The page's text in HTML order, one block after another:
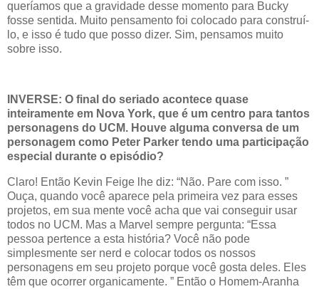
queríamos que a gravidade desse momento para Bucky
fosse sentida. Muito pensamento foi colocado para construí-
lo, e isso é tudo que posso dizer. Sim, pensamos muito
sobre isso.
INVERSE: O final do seriado acontece quase
inteiramente em Nova York, que é um centro para tantos
personagens do UCM. Houve alguma conversa de um
personagem como Peter Parker tendo uma participação
especial durante o episódio?
Claro! Então Kevin Feige lhe diz: “Não. Pare com isso. ”
Ouça, quando você aparece pela primeira vez para esses
projetos, em sua mente você acha que vai conseguir usar
todos no UCM. Mas a Marvel sempre pergunta: “Essa
pessoa pertence a esta história? Você não pode
simplesmente ser nerd e colocar todos os nossos
personagens em seu projeto porque você gosta deles. Eles
têm que ocorrer organicamente. ” Então o Homem-Aranha